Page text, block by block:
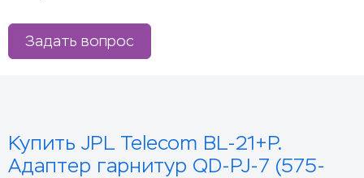
Задать вопрос
Купить JPL Telecom BL-21+P.
Адаптер гарнитур QD-PJ-7 (575-